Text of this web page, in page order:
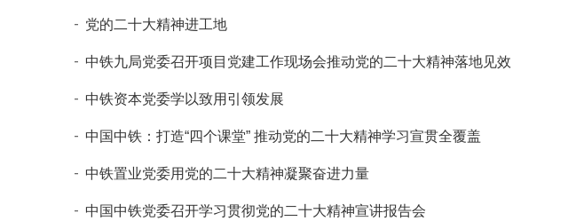
党的二十大精神进工地
中铁九局党委召开项目党建工作现场会推动党的二十大精神落地见效
中铁资本党委学以致用引领发展
中国中铁：打造“四个课堂” 推动党的二十大精神学习宣贯全覆盖
中铁置业党委用党的二十大精神凝聚奋进力量
中国中铁党委召开学习贯彻党的二十大精神宣讲报告会